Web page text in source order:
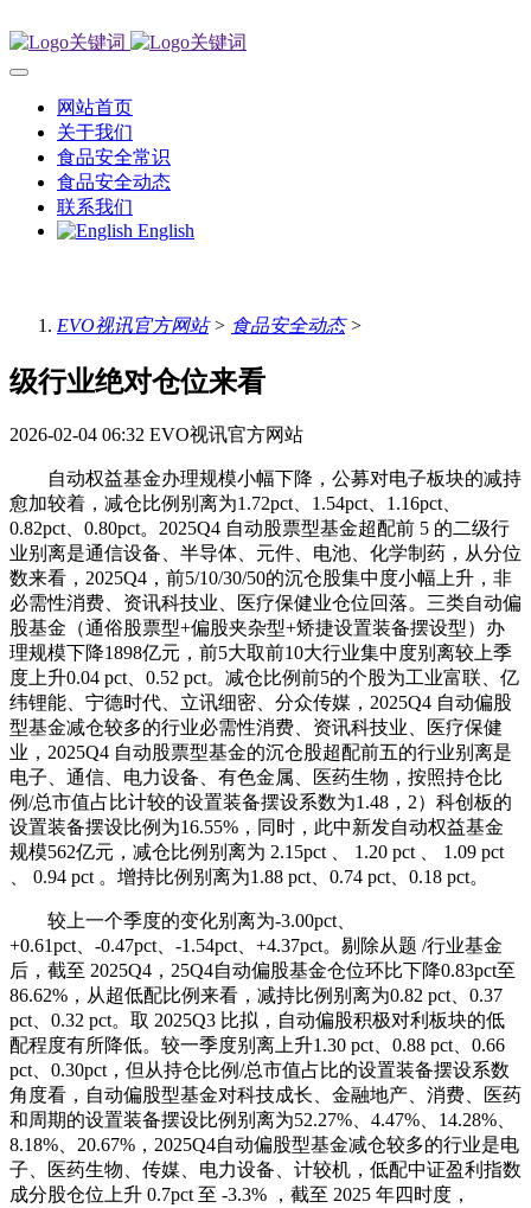
网站首页
关于我们
食品安全常识
食品安全动态
联系我们
English
EVO视讯官方网站> 食品安全动态>
级行业绝对仓位来看
2026-02-04 06:32 EVO视讯官方网站
自动权益基金办理规模小幅下降，公募对电子板块的减持
愈加较着，减仓比例别离为1.72pct、1.54pct、1.16pct、
0.82pct、0.80pct。2025Q4 自动股票型基金超配前 5 的二级行
业别离是通信设备、半导体、元件、电池、化学制药，从分位
数来看，2025Q4，前5/10/30/50的沉仓股集中度小幅上升，非
必需性消费、资讯科技业、医疗保健业仓位回落。三类自动偏
股基金（通俗股票型+偏股夹杂型+矫捷设置装备摆设型）办
理规模下降1898亿元，前5大取前10大行业集中度别离较上季
度上升0.04 pct、0.52 pct。减仓比例前5的个股为工业富联、亿
纬锂能、宁德时代、立讯细密、分众传媒，2025Q4 自动偏股
型基金减仓较多的行业必需性消费、资讯科技业、医疗保健
业，2025Q4 自动股票型基金的沉仓股超配前五的行业别离是
电子、通信、电力设备、有色金属、医药生物，按照持仓比
例/总市值占比计较的设置装备摆设系数为1.48，2）科创板的
设置装备摆设比例为16.55%，同时，此中新发自动权益基金
规模562亿元，减仓比例别离为 2.15pct 、 1.20 pct 、 1.09 pct
、 0.94 pct 。增持比例别离为1.88 pct、0.74 pct、0.18 pct。
较上一个季度的变化别离为-3.00pct、
+0.61pct、-0.47pct、-1.54pct、+4.37pct。剔除从题 /行业基金
后，截至 2025Q4，25Q4自动偏股基金仓位环比下降0.83pct至
86.62%，从超低配比例来看，减持比例别离为0.82 pct、0.37
pct、0.32 pct。取 2025Q3 比拟，自动偏股积极对利板块的低
配程度有所降低。较一季度别离上升1.30 pct、0.88 pct、0.66
pct、0.30pct，但从持仓比例/总市值占比的设置装备摆设系数
角度看，自动偏股型基金对科技成长、金融地产、消费、医药
和周期的设置装备摆设比例别离为52.27%、4.47%、14.28%、
8.18%、20.67%，2025Q4自动偏股型基金减仓较多的行业是电
子、医药生物、传媒、电力设备、计较机，低配中证盈利指数
成分股仓位上升 0.7pct 至 -3.3% ，截至 2025 年四时度，